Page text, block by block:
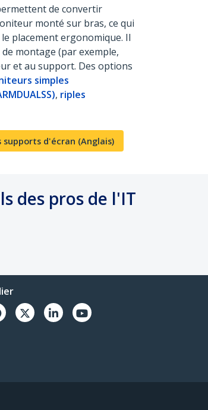
de convertir
monté sur bras, ce qui
placement ergonomique. Il
montage (par exemple,
et au support. Des options
simples
, riples
d'écran (Anglais)
des pros de l'IT